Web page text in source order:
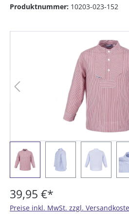
Produktnummer: 10203-023-152
39,95 €*
Preise inkl. MwSt. zzgl.